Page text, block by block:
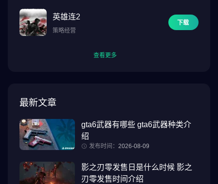
英雄连2
策略经营
下载
查看更多
最新文章
gta6武器有哪些 gta6武器种类介
绍
发布时间： 2026-08-09
影之刃零发售日是什么时候 影之
刃零发售时间介绍